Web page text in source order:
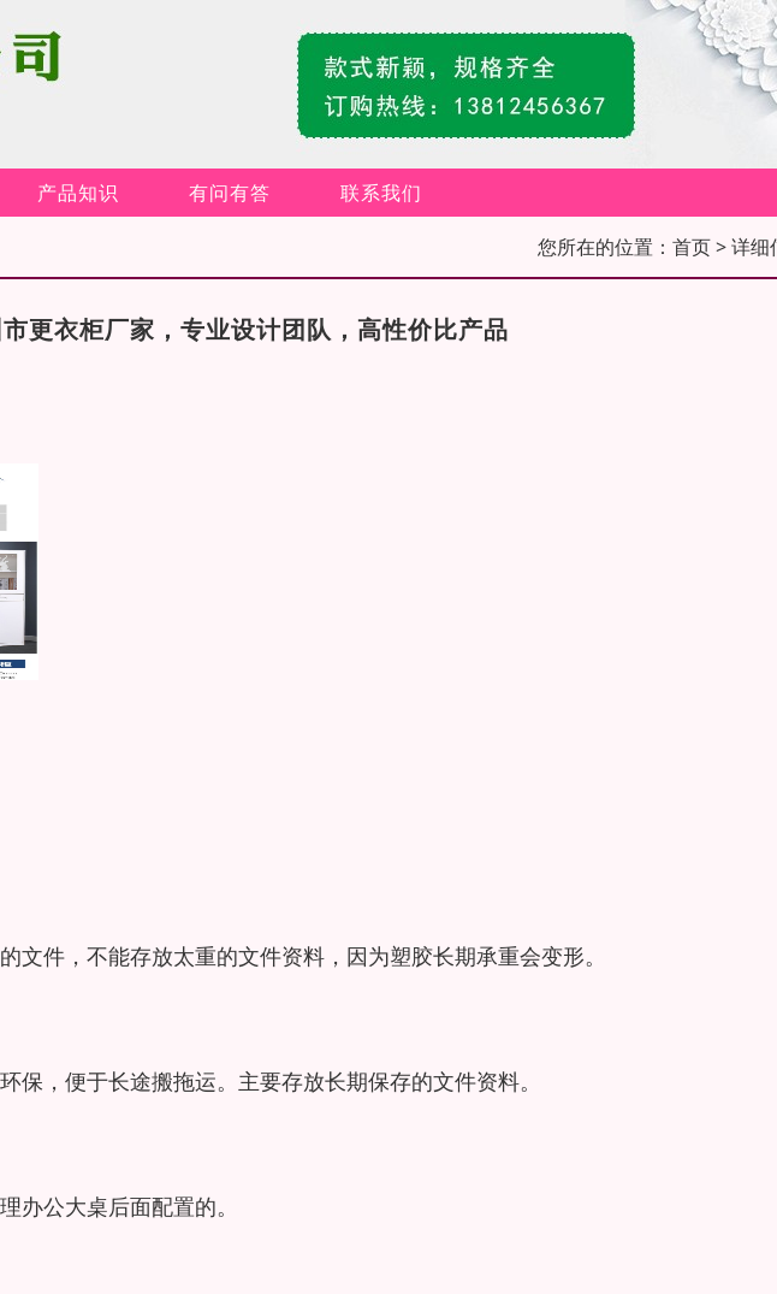
产品知识 有问有答 联系我们
您所在的位置： 首页> 详细
更衣柜厂家，专业设计团队，高性价比产品
文件，不能存放太重的文件资料，因为塑胶长期承重会变形。
保，便于长途搬拖运。主要存放长期保存的文件资料。
办公大桌后面配置的。